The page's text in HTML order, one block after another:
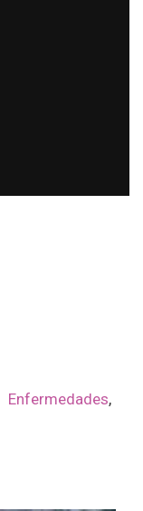
Enfermedades,